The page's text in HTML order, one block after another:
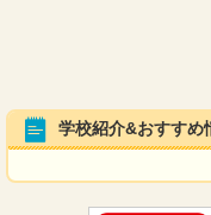
学校紹介&おすすめ